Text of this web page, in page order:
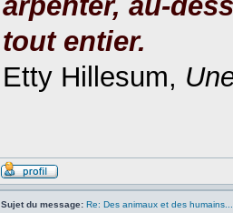
tout entier.
Etty Hillesum,
Sujet du message: Re: Des animaux et des humains...